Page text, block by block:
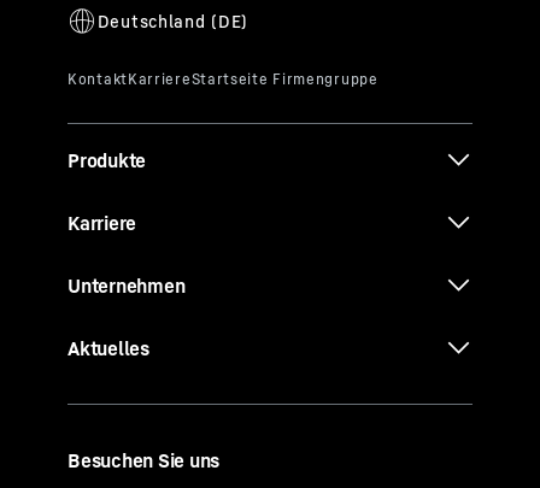
Produkte
Karriere
Unternehmen
Aktuelles
Besuchen Sie uns